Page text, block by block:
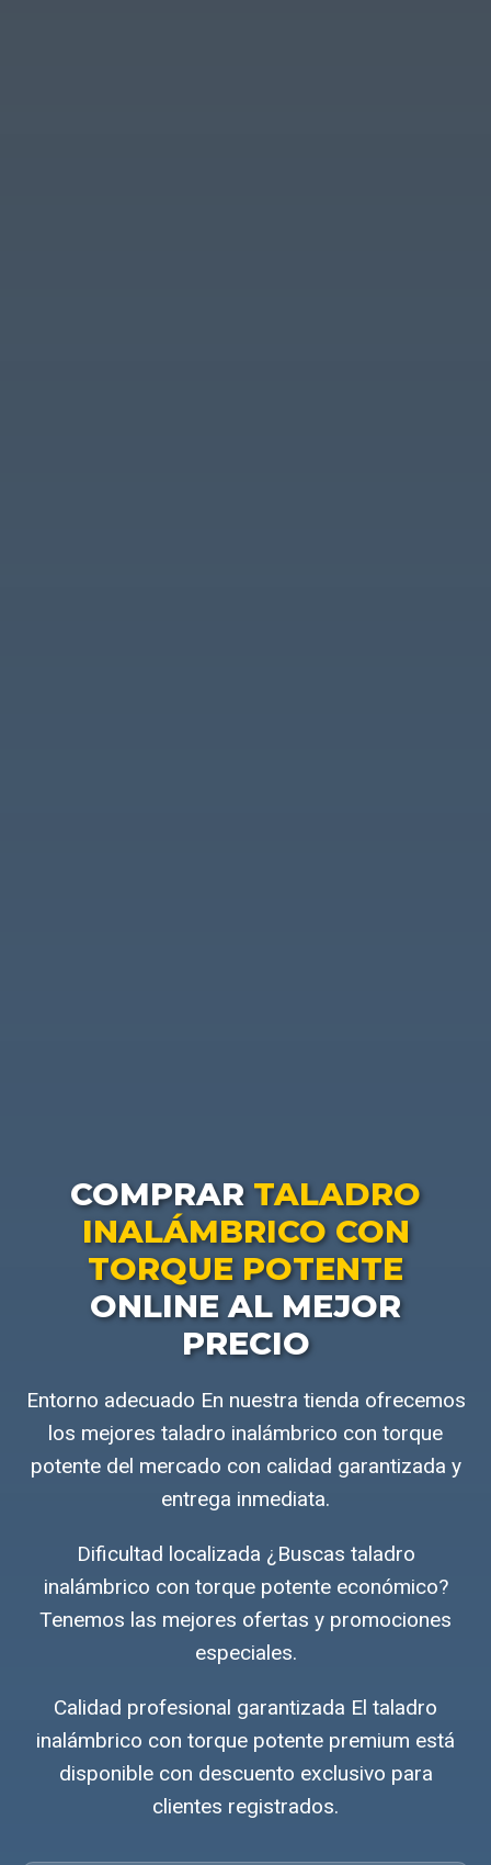
COMPRAR TALADRO
INALÁMBRICO CON
TORQUE POTENTE
ONLINE AL MEJOR
PRECIO
Entorno adecuado En nuestra tienda ofrecemos
los mejores taladro inalámbrico con torque
potente del mercado con calidad garantizada y
entrega inmediata.
Dificultad localizada ¿Buscas taladro
inalámbrico con torque potente económico?
Tenemos las mejores ofertas y promociones
especiales.
Calidad profesional garantizada El taladro
inalámbrico con torque potente premium está
disponible con descuento exclusivo para
clientes registrados.